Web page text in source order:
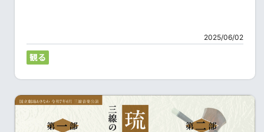
2025/06/02
観る